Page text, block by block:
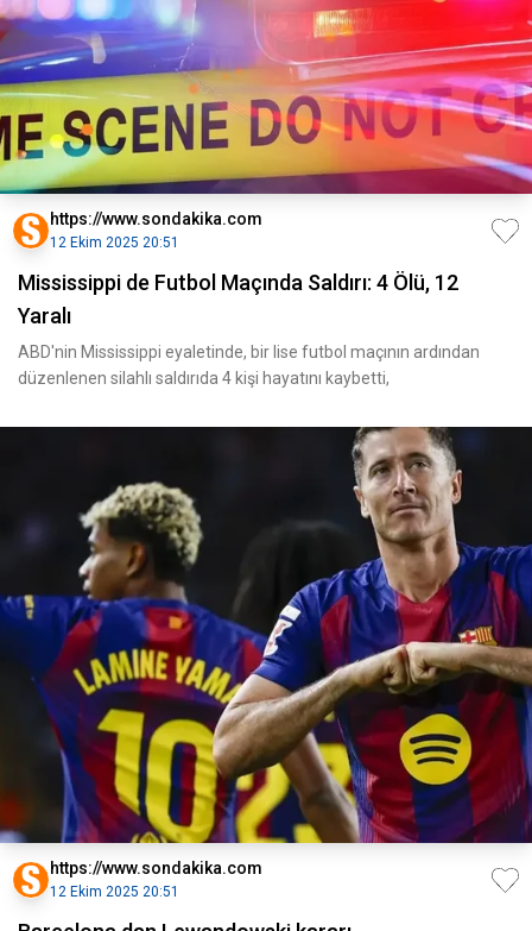
https://www.sondakika.com
12 Ekim 2025 20:51
Mississippi de Futbol Maçında Saldırı: 4 Ölü, 12
Yaralı
ABD'nin Mississippi eyaletinde, bir lise futbol maçının ardından
düzenlenen silahlı saldırıda 4 kişi hayatını kaybetti,
https://www.sondakika.com
12 Ekim 2025 20:51